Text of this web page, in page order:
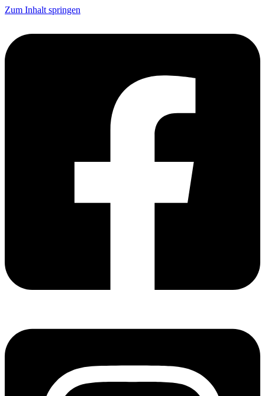
Zum Inhalt springen